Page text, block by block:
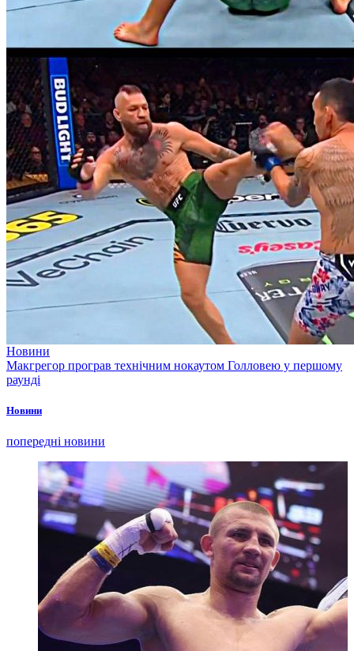
Новини
Макгрегор програв технічним нокаутом Голловею у першому
раунді
Новини
попередні новини